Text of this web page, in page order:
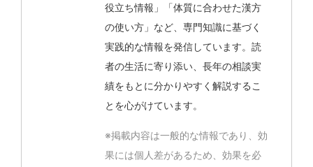
役立ち情報」「体質に合わせた漢方
の使い方」など、専門知識に基づく
実践的な情報を発信しています。読
者の生活に寄り添い、長年の相談実
績をもとに分かりやすく解説するこ
とを心がけています。
※掲載内容は一般的な情報であり、効
果には個人差があるため、効果を必